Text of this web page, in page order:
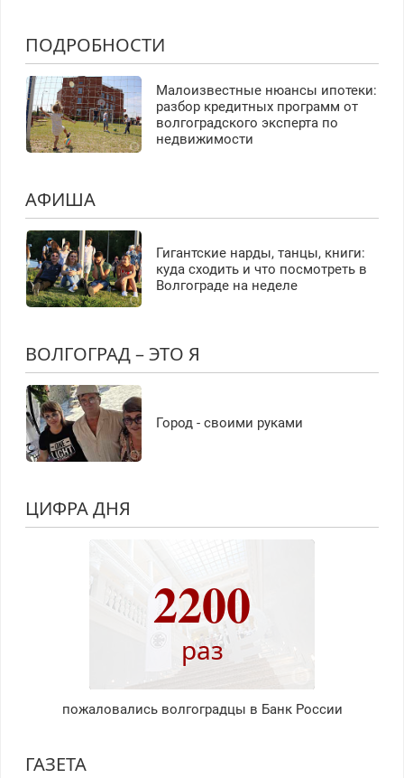
ПОДРОБНОСТИ
Малоизвестные нюансы ипотеки:
разбор кредитных программ от
волгоградского эксперта по
недвижимости
АФИША
Гигантские нарды, танцы, книги:
куда сходить и что посмотреть в
Волгограде на неделе
ВОЛГОГРАД – ЭТО Я
Город - своими руками
ЦИФРА ДНЯ
2200
раз
пожаловались волгоградцы в Банк России
ГАЗЕТА